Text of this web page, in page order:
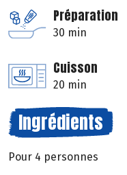
Préparation
30 min
Cuisson
20 min
Ingrédients
Pour 4 personnes